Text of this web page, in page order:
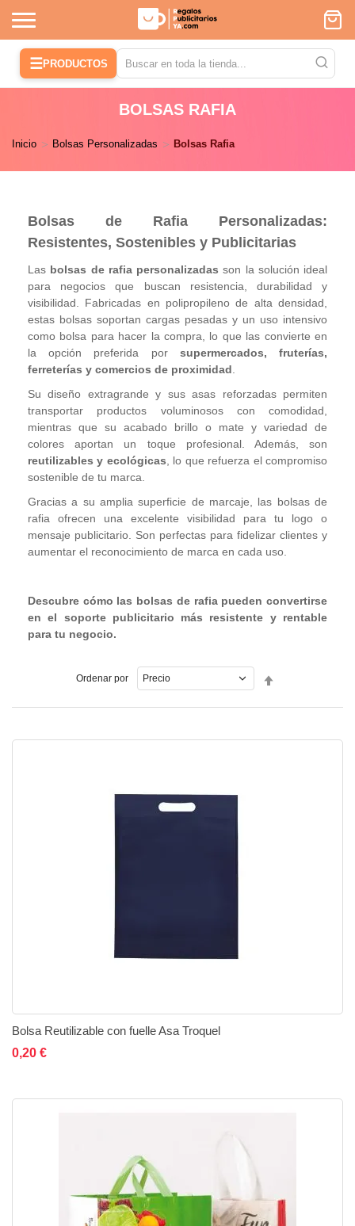
☰PRODUCTOS
BOLSAS RAFIA
Inicio Bolsas Personalizadas Bolsas Rafia
Bolsas de Rafia Personalizadas:
Resistentes, Sostenibles y Publicitarias
Las bolsas de rafia personalizadas son la solución ideal
para negocios que buscan resistencia, durabilidad y
visibilidad. Fabricadas en polipropileno de alta densidad,
estas bolsas soportan cargas pesadas y un uso intensivo
como bolsa para hacer la compra, lo que las convierte en
la opción preferida por supermercados, fruterías,
ferreterías y comercios de proximidad
Su diseño extragrande y sus asas reforzadas permiten
transportar productos voluminosos con comodidad,
mientras que su acabado brillo o mate y variedad de
colores aportan un toque profesional. Además, son
reutilizables y ecológicas , lo que refuerza el compromiso
sostenible de tu marca.
Gracias a su amplia superficie de marcaje, las bolsas de
rafia ofrecen una excelente visibilidad para tu logo o
mensaje publicitario. Son perfectas para fidelizar clientes y
aumentar el reconocimiento de marca en cada uso.
Descubre cómo las bolsas de rafia pueden convertirse
en el soporte publicitario más resistente y rentable
para tu negocio.
Ordenar por
Descendente
Bolsa Reutilizable con fuelle Asa Troquel
0,20 €